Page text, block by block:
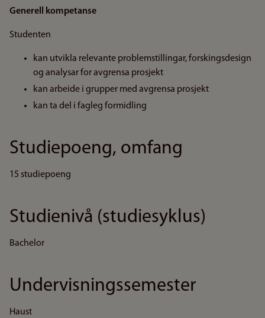
Generell kompetanse
Studenten
kan utvikla relevante problemstillingar, forskingsdesign
og analysar for avgrensa prosjekt
kan arbeide i grupper med avgrensa prosjekt
kan ta del i fagleg formidling
Studiepoeng, omfang
15 studiepoeng
Studienivå (studiesyklus)
Bachelor
Undervisningssemester
Haust